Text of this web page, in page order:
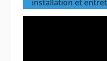
installation et